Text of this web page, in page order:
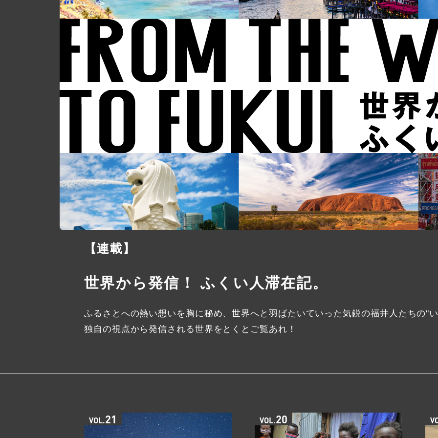
【連載】
世界から発信！ ふくい人滞在記。
ふるさとへの熱い想いを胸に秘め、世界へと羽ばたいていった気鋭の福井人たちの"
独自の視点から発信される世界をとくとご覧あれ！
VOL.21 VOL.20